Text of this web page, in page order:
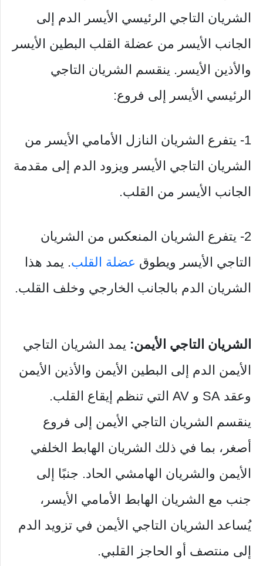
الشريان التاجي الرئيسي الأيسر الدم إلى
الجانب الأيسر من عضلة القلب البطين الأيسر
والأذين الأيسر. ينقسم الشريان التاجي
الرئيسي الأيسر إلى فروع:
1- يتفرع الشريان النازل الأمامي الأيسر من
الشريان التاجي الأيسر ويزود الدم إلى مقدمة
الجانب الأيسر من القلب.
2- يتفرع الشريان المنعكس من الشريان
التاجي الأيسر ويطوق عضلة القلب. يمد هذا
الشريان الدم بالجانب الخارجي وخلف القلب.
الشريان التاجي الأيمن: يمد الشريان التاجي
الأيمن الدم إلى البطين الأيمن والأذين الأيمن
وعقد SA و AV التي تنظم إيقاع القلب.
ينقسم الشريان التاجي الأيمن إلى فروع
أصغر، بما في ذلك الشريان الهابط الخلفي
الأيمن والشريان الهامشي الحاد. جنبًا إلى
جنب مع الشريان الهابط الأمامي الأيسر،
يُساعد الشريان التاجي الأيمن في تزويد الدم
إلى منتصف أو الحاجز القلبي.